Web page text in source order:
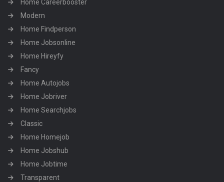
Home Careerbooster
Modern
Home Findperson
Home Jobsonline
Home Hireyfy
Fancy
Home Autojobs
Home Jobriver
Home Searchjobs
Classic
Home Homejob
Home Jobshub
Home Jobtime
Transparent